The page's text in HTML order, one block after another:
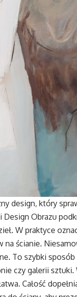
design, który
Design Obrazu
W praktyce
na ścianie.
To szybki
czy galerii
Całość